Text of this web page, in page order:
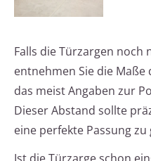
Falls die Türzargen noch
entnehmen Sie die
das meist Angaben zur
Dieser Abstand sollte
eine perfekte Passung